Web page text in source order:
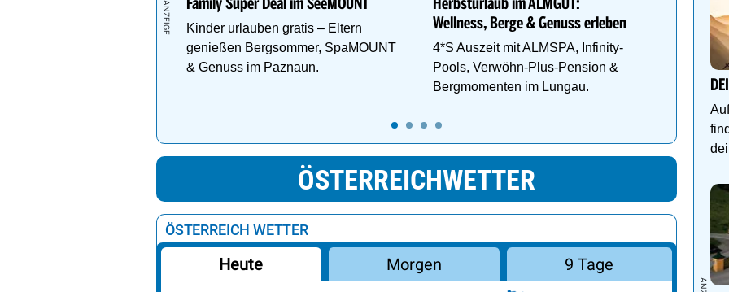
Family Super Deal im SeeMOUNT
Kinder urlauben gratis – Eltern
genießen Bergsommer, SpaMOUNT
& Genuss im Paznaun.
Herbsturlaub im ALMGUT:
Wellness, Berge & Genuss erleben
4*S Auszeit mit ALMSPA, Infinity-
Pools, Verwöhn-Plus-Pension &
Bergmomenten im Lungau.
Welt ist
ÖSTERREICHWETTER
ÖSTERREICH WETTER
Heute Morgen 9 Tage